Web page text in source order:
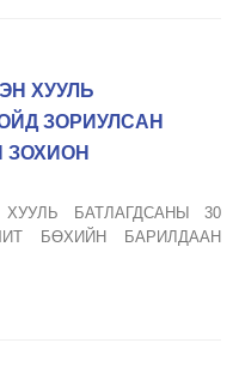
ХУУЛЬ
ЗОРИУЛСАН
ЗОХИОН
БАТЛАГДСАНЫ 30
БӨХИЙН БАРИЛДААН